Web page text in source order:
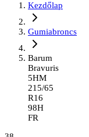
Kezdőlap
Gumiabroncs
Barum
Bravuris
5HM
215/65
R16
98H
FR